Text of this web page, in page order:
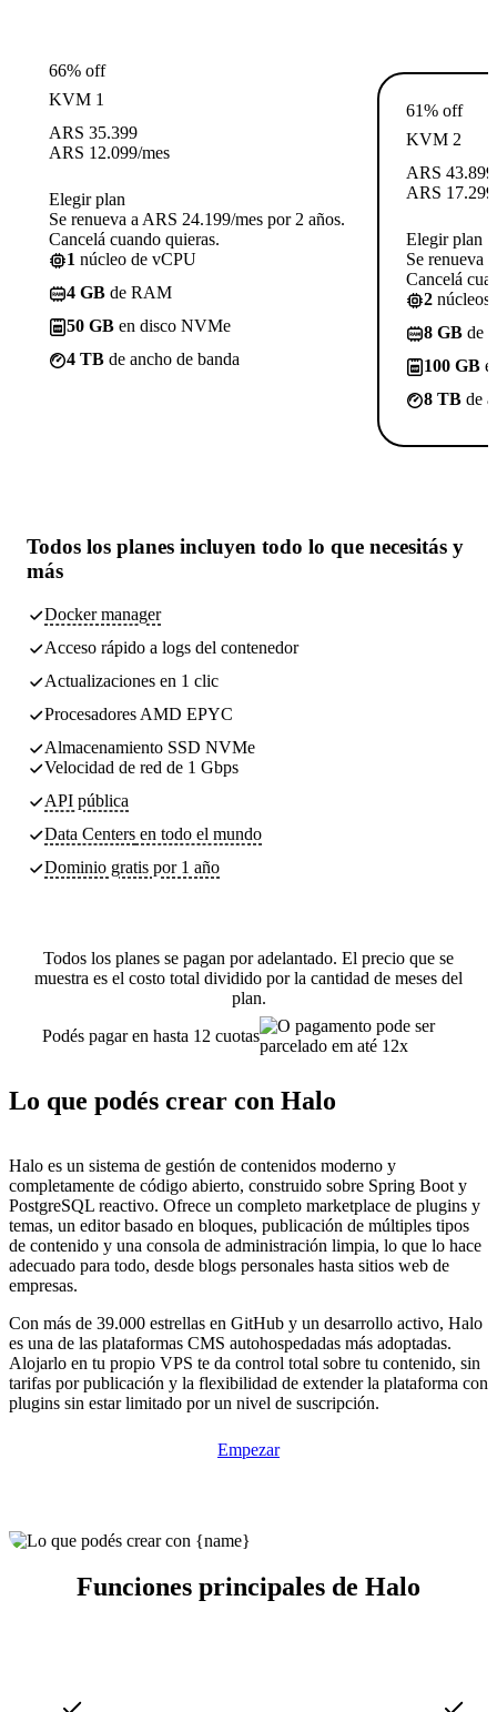
66% off
KVM 1
ARS 35.399
ARS 12.099/mes
Elegir plan
Se renueva a ARS 24.199/mes por 2 años.
Cancelá cuando quieras.
1 núcleo de vCPU
4 GB de RAM
50 GB en disco NVMe
4 TB de ancho de banda
61% off
KVM 2
ARS 43.899
ARS 17.299
Elegir plan
Se renueva
Cancelá
2 núcleos
8 GB de
100 GB
8 TB de
Todos los planes incluyen todo lo que necesitás y
más
Docker manager
Acceso rápido a logs del contenedor
Actualizaciones en 1 clic
Procesadores AMD EPYC
Almacenamiento SSD NVMe
Velocidad de red de 1 Gbps
API pública
Data Centers en todo el mundo
Dominio gratis por 1 año
Todos los planes se pagan por adelantado. El precio que se
muestra es el costo total dividido por la cantidad de meses del
plan.
Podés pagar en hasta 12 cuotas
Lo que podés crear con Halo
Halo es un sistema de gestión de contenidos moderno y
completamente de código abierto, construido sobre Spring Boot y
PostgreSQL reactivo. Ofrece un completo marketplace de plugins y
temas, un editor basado en bloques, publicación de múltiples tipos
de contenido y una consola de administración limpia, lo que lo hace
adecuado para todo, desde blogs personales hasta sitios web de
empresas.
Con más de 39.000 estrellas en GitHub y un desarrollo activo, Halo
es una de las plataformas CMS autohospedadas más adoptadas.
Alojarlo en tu propio VPS te da control total sobre tu contenido, sin
tarifas por publicación y la flexibilidad de extender la plataforma con
plugins sin estar limitado por un nivel de suscripción.
Empezar
Funciones principales de Halo